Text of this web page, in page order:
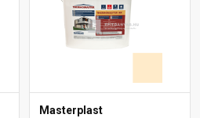
Masterplast